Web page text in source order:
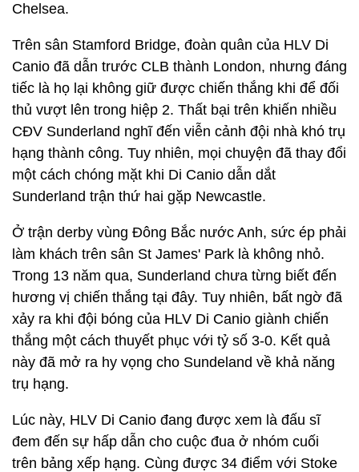
Chelsea.
Trên sân Stamford Bridge, đoàn quân của HLV Di
Canio đã dẫn trước CLB thành London, nhưng đáng
tiếc là họ lại không giữ được chiến thắng khi để đối
thủ vượt lên trong hiệp 2. Thất bại trên khiến nhiều
CĐV Sunderland nghĩ đến viễn cảnh đội nhà khó trụ
hạng thành công. Tuy nhiên, mọi chuyện đã thay đổi
một cách chóng mặt khi Di Canio dẫn dắt
Sunderland trận thứ hai gặp Newcastle.
Ở trận derby vùng Đông Bắc nước Anh, sức ép phải
làm khách trên sân St James' Park là không nhỏ.
Trong 13 năm qua, Sunderland chưa từng biết đến
hương vị chiến thắng tại đây. Tuy nhiên, bất ngờ đã
xảy ra khi đội bóng của HLV Di Canio giành chiến
thắng một cách thuyết phục với tỷ số 3-0. Kết quả
này đã mở ra hy vọng cho Sundeland về khả năng
trụ hạng.
Lúc này, HLV Di Canio đang được xem là đấu sĩ
đem đến sự hấp dẫn cho cuộc đua ở nhóm cuối
trên bảng xếp hạng. Cùng được 34 điểm với Stoke